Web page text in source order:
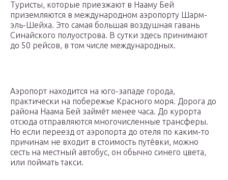
Туристы, которые приезжают в Нааму Бей
приземляются в международном аэропорту Шарм-
эль-Шейха. Это самая большая воздушная гавань
Синайского полуострова. В сутки здесь принимают
до 50 рейсов, в том числе международных.
Аэропорт находится на юго-западе города,
практически на побережье Красного моря. Дорога до
района Наама Бей займёт менее часа. До курорта
отсюда отправляются многочисленные трансферы.
Но если переезд от аэропорта до отеля по каким-то
причинам не входит в стоимость путёвки, можно
сесть на местный автобус, он обычно синего цвета,
или поймать такси.